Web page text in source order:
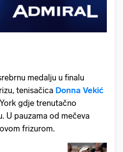
medalju u finalu
tenisačica Donna Vekić
gdje trenutačno
U pauzama od mečeva
frizurom.